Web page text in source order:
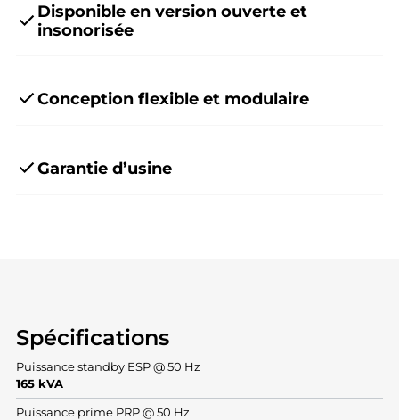
Disponible en version ouverte et
insonorisée
Conception flexible et modulaire
Garantie d’usine
Spécifications
Puissance standby ESP @ 50 Hz
165 kVA
Puissance prime PRP @ 50 Hz